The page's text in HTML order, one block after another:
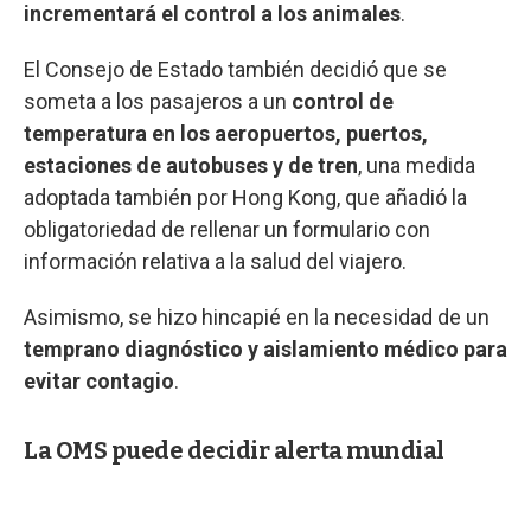
incrementará el control a los animales.
El Consejo de Estado también decidió que se
someta a los pasajeros a un control de
temperatura en los aeropuertos, puertos,
estaciones de autobuses y de tren, una medida
adoptada también por Hong Kong, que añadió la
obligatoriedad de rellenar un formulario con
información relativa a la salud del viajero.
Asimismo, se hizo hincapié en la necesidad de un
temprano diagnóstico y aislamiento médico para
evitar contagio.
La OMS puede decidir alerta mundial